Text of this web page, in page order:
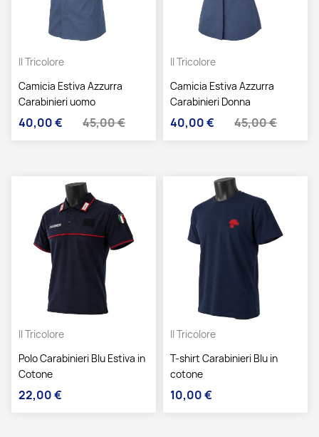
Il Tricolore
Camicia Estiva Azzurra
Carabinieri uomo
Prezzo
40,00 € Prezzo base
45,00 €
Il Tricolore
Camicia Estiva Azzurra
Carabinieri Donna
Prezzo
40,00 € Prezzo base
45,00 €
Il Tricolore
Polo Carabinieri Blu Estiva in
Cotone
Prezzo
22,00 €
Il Tricolore
T-shirt Carabinieri Blu in
cotone
Prezzo
10,00 €